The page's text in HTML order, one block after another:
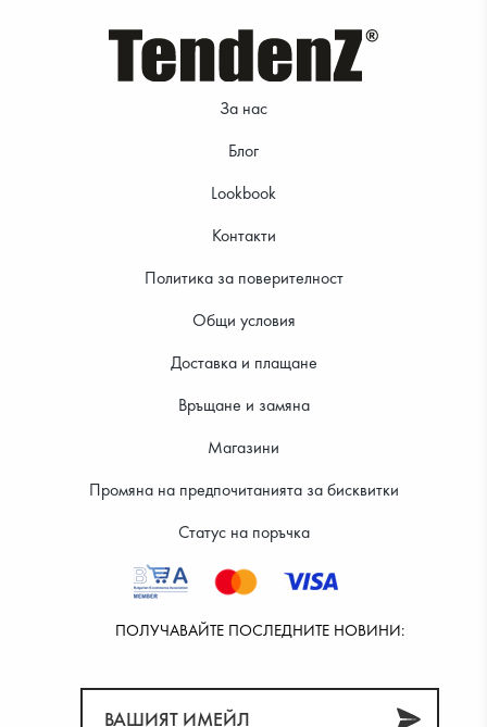
За нас
Блог
Lookbook
Контакти
Политика за поверителност
Общи условия
Доставка и плащане
Връщане и замяна
Магазини
Промяна на предпочитанията за бисквитки
Статус на поръчка
ПОЛУЧАВАЙТЕ ПОСЛЕДНИТЕ НОВИНИ: